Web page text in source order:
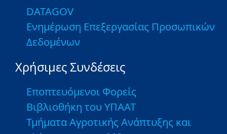
DATAGOV
Ενημέρωση Επεξεργασίας Προσωπικών
Δεδομένων
Χρήσιμες Συνδέσεις
Εποπτευόμενοι Φορείς
Βιβλιοθήκη του ΥΠΑΑΤ
Τμήματα Αγροτικής Ανάπτυξης και